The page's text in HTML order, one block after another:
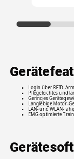
Login über RFID-
Pflegeleichtes und
Geringes
Langlebige Motor-
LAN- und WLAN-
EMG optimierte